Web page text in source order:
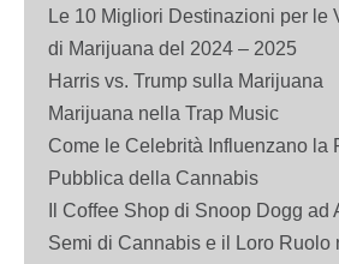
Le 10 Migliori Destinazioni per le
di Marijuana del 2024 – 2025
Harris vs. Trump sulla Marijuana
Marijuana nella Trap Music
Come le Celebrità Influenzano la
Pubblica della Cannabis
Il Coffee Shop di Snoop Dogg ad
Semi di Cannabis e il Loro Ruolo